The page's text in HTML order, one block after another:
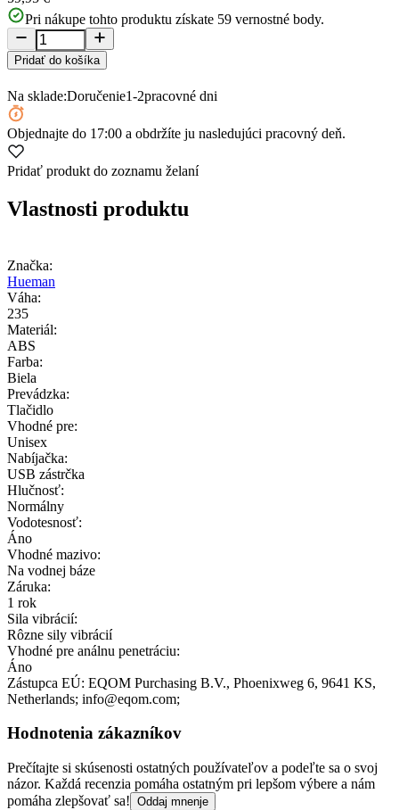
Pri nákupe tohto produktu získate 59 vernostné body.
Pridať do košíka
Na sklade:Doručenie1-2pracovné dni
Objednajte do 17:00 a obdržíte ju nasledujúci pracovný deň.
Pridať produkt do zoznamu želaní
Vlastnosti produktu
Značka:
Hueman
Váha:
235
Materiál:
ABS
Farba:
Biela
Prevádzka:
Tlačidlo
Vhodné pre:
Unisex
Nabíjačka:
USB zástrčka
Hlučnosť:
Normálny
Vodotesnosť:
Áno
Vhodné mazivo:
Na vodnej báze
Záruka:
1 rok
Sila vibrácií:
Rôzne sily vibrácií
Vhodné pre análnu penetráciu:
Áno
Zástupca EÚ: EQOM Purchasing B.V., Phoenixweg 6, 9641 KS,
Netherlands; info@eqom.com;
Hodnotenia zákazníkov
Prečítajte si skúsenosti ostatných používateľov a podeľte sa o svoj
názor. Každá recenzia pomáha ostatným pri lepšom výbere a nám
pomáha zlepšovať sa! Oddaj mnenje